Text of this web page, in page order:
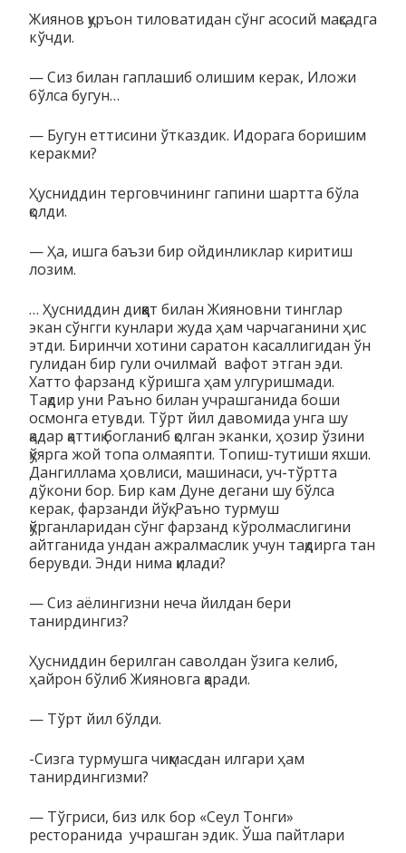
Жиянов қуръон тиловатидан сўнг асосий мақсадга
кўчди.
— Сиз билан гаплашиб олишим керак, Иложи
бўлса бугун…
— Бугун еттисини ўтказдик. Идорага боришим
керакми?
Ҳусниддин терговчининг гапини шартта бўла
қолди.
— Ҳа, ишга баъзи бир ойдинликлар киритиш
лозим.
… Ҳусниддин диққат билан Жияновни тинглар
экан сўнгги кунлари жуда ҳам чарчаганини ҳис
этди. Биринчи хотини саратон касаллигидан ўн
гулидан бир гули очилмай вафот этган эди.
Хатто фарзанд кўришга ҳам улгуришмади.
Тақдир уни Раъно билан учрашганида боши
осмонга етувди. Тўрт йил давомида унга шу
қадар қаттиқ богланиб қолган эканки, ҳозир ўзини
қўярга жой топа олмаяпти. Топиш-тутиши яхши.
Дангиллама ҳовлиси, машинаси, уч-тўртта
дўкони бор. Бир кам Дуне дегани шу бўлса
керак, фарзанди йўқ. Раъно турмуш
қўрганларидан сўнг фарзанд кўролмаслигини
айтганида ундан ажралмаслик учун тақдирга тан
берувди. Энди нима қилади?
— Сиз аёлингизни неча йилдан бери
танирдингиз?
Ҳусниддин берилган саволдан ўзига келиб,
ҳайрон бўлиб Жияновга қаради.
— Тўрт йил бўлди.
-Сизга турмушга чиқмасдан илгари ҳам
танирдингизми?
— Тўгриси, биз илк бор «Сеул Тонги»
ресторанида учрашган эдик. Ўша пайтлари